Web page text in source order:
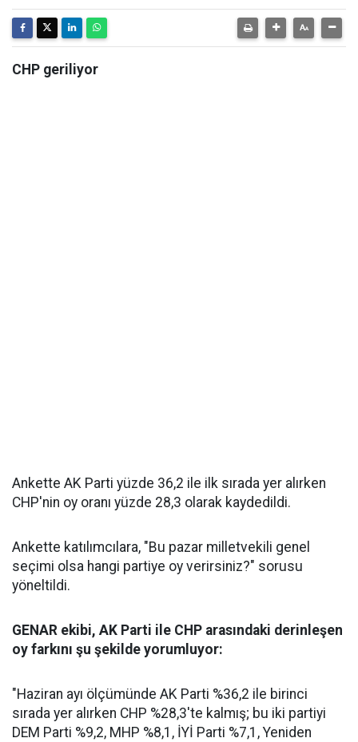
CHP geriliyor
Ankette AK Parti yüzde 36,2 ile ilk sırada yer alırken
CHP'nin oy oranı yüzde 28,3 olarak kaydedildi.
Ankette katılımcılara, "Bu pazar milletvekili genel
seçimi olsa hangi partiye oy verirsiniz?" sorusu
yöneltildi.
GENAR ekibi, AK Parti ile CHP arasındaki derinleşen
oy farkını şu şekilde yorumluyor:
"Haziran ayı ölçümünde AK Parti %36,2 ile birinci
sırada yer alırken CHP %28,3'te kalmış; bu iki partiyi
DEM Parti %9,2, MHP %8,1, İYİ Parti %7,1, Yeniden